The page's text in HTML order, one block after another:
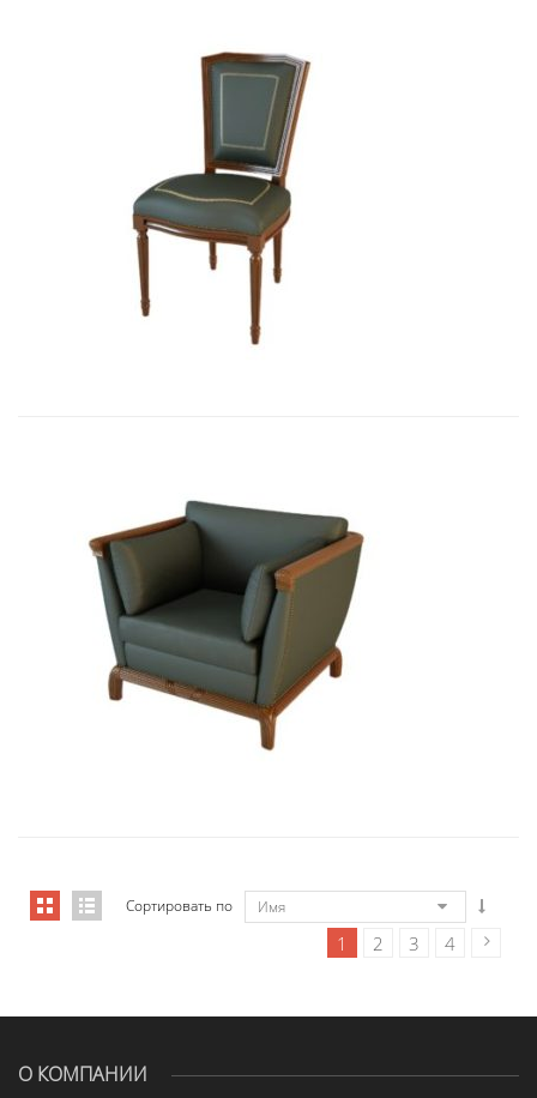
Art&Moble 01004 Стул неподвижны...
2 850,33
01006 Кресло Бордон...
9 434,46
Сортировать по Имя
1 2 3 4
О КОМПАНИИ